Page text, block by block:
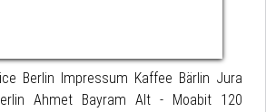
Berlin Impressum Kaffee Bärlin Jura
Ahmet Bayram Alt - Moabit 120